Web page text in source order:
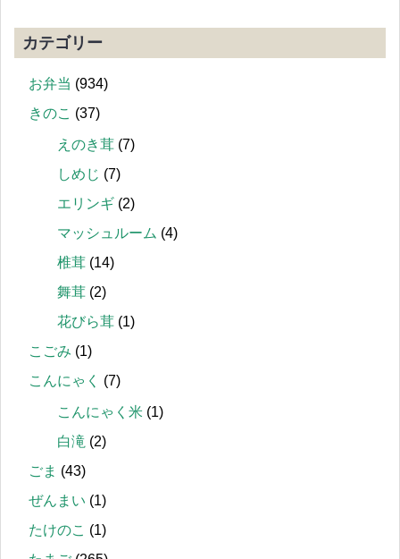
カテゴリー
お弁当 (934)
きのこ (37)
えのき茸 (7)
しめじ (7)
エリンギ (2)
マッシュルーム (4)
椎茸 (14)
舞茸 (2)
花びら茸 (1)
こごみ (1)
こんにゃく
(7)
こんにゃく米 (1)
白滝 (2)
ごま (43)
ぜんまい (1)
たけのこ (1)